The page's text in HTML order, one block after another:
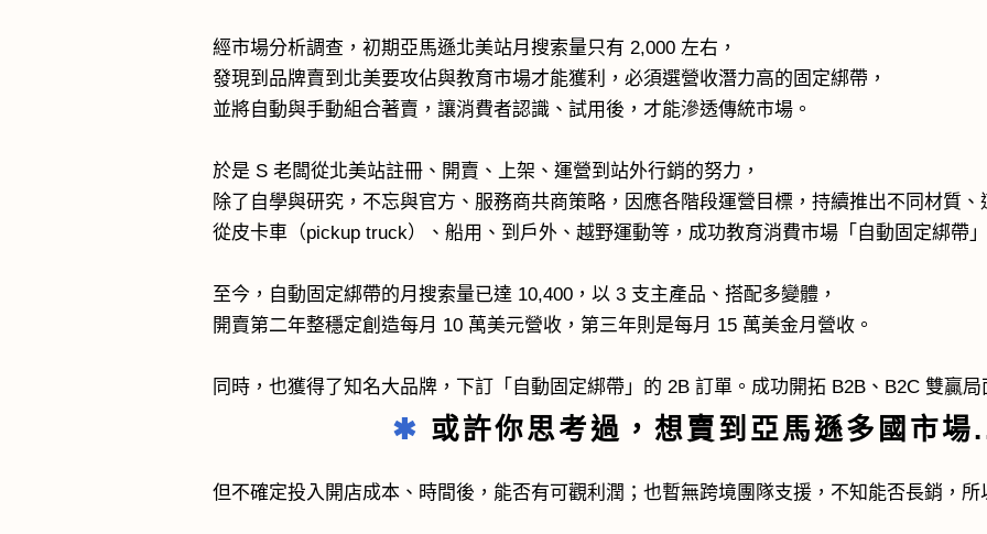
經市場分析調查，初期亞馬遜北美站月搜索量只有 2,000 左右，
發現到品牌賣到北美要攻佔與教育市場才能獲利，必須選營收潛力高的固定綁帶，
並將自動與手動組合著賣，讓消費者認識、試用後，才能滲透傳統市場。
於是 S 老闆從北美站註冊、開賣、上架、運營到站外行銷的努力，
除了自學與研究，不忘與官方、服務商共商策略，因應各階段運營目標，持續推出不同材質
從皮卡車（pickup truck）、船用、到戶外、越野運動等，成功教育消費市場「自動固定綁帶
至今，自動固定綁帶的月搜索量已達 10,400，以 3 支主產品、搭配多變體，
開賣第二年整穩定創造每月 10 萬美元營收，第三年則是每月 15 萬美金月營收。
同時，也獲得了知名大品牌，下訂「自動固定綁帶」的 2B 訂單。成功開拓 B2B、B2C 雙贏局
✱ 或許你思考過，想賣到亞馬遜多國市
但不確定投入開店成本、時間後，能否有可觀利潤；也暫無跨境團隊支援，不知能否長銷，